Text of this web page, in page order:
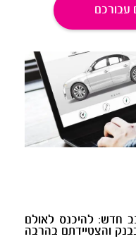
עבורכם
חדש: להיכנס לאולם
והצטיידתם בהרבה